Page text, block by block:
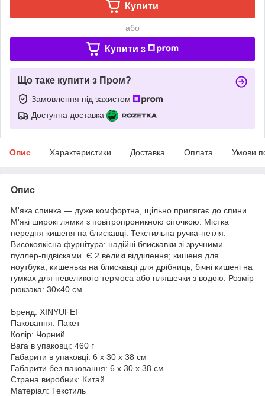
Купити
або
Купити з
Що таке купити з Пром?
Замовлення під захистом
Доступна доставка
Опис Характеристики Доставка Оплата Умови
Опис
М'яка спинка — дуже комфортна, щільно прилягає до спини.
М'які широкі лямки з повітропроникною сіточкою. Містка
передня кишеня на блискавці. Текстильна ручка-петля.
Високоякісна фурнітура: надійні блискавки зі зручними
пуллер-підвісками. Є 2 великі відділення; кишеня для
ноутбука; кишенька на блискавці для дрібниць; бічні кишені на
гумках для невеликого термоса або пляшечки з водою. Розмір
рюкзака: 30х40 см.
Бренд: XINYUFEI
Паковання: Пакет
Колір: Чорний
Вага в упаковці: 460 г
Габарити в упаковці: 6 x 30 x 38 см
Габарити без паковання: 6 x 30 x 38 см
Страна виробник: Китай
Матеріал: Текстиль